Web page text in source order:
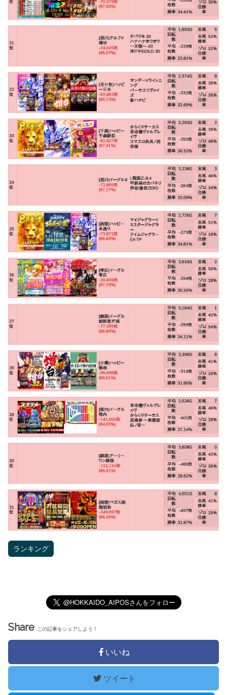
ランキング
Share この記事をシェアしよう！
いいね
ツイート